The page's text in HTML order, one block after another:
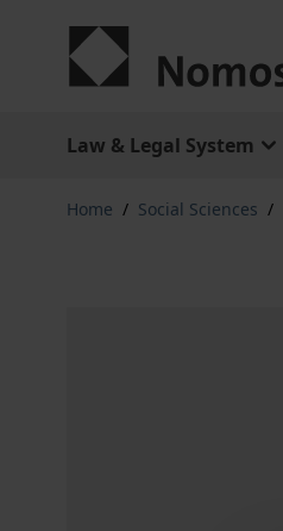
Law & Legal System
Home / Social Sciences /